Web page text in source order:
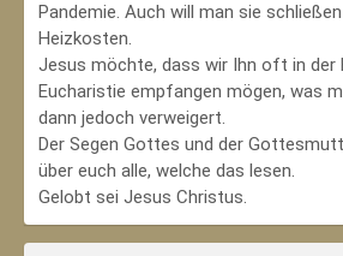
Pandemie. Auch will man sie
Heizkosten.
Jesus möchte, dass wir Ihn oft in der
Eucharistie empfangen mögen, was
dann jedoch verweigert.
Der Segen Gottes und der
über euch alle, welche das lesen.
Gelobt sei Jesus Christus.